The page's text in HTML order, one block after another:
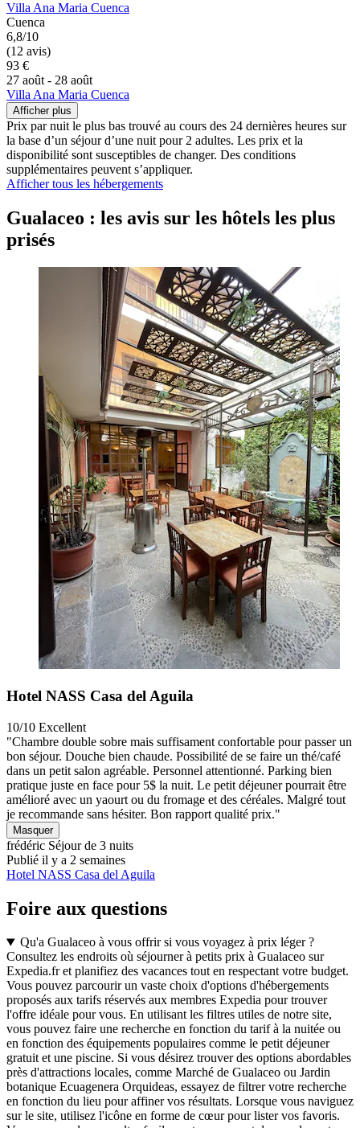
Villa Ana Maria Cuenca
Cuenca
6,8/10
(12 avis)
93 €
27 août - 28 août
Villa Ana Maria Cuenca
Afficher plus
Prix par nuit le plus bas trouvé au cours des 24 dernières heures sur
la base d’un séjour d’une nuit pour 2 adultes. Les prix et la
disponibilité sont susceptibles de changer. Des conditions
supplémentaires peuvent s’appliquer.
Afficher tous les hébergements
Gualaceo : les avis sur les hôtels les plus
prisés
Hotel NASS Casa del Aguila
10/10 Excellent
"Chambre double sobre mais suffisament confortable pour passer un
bon séjour. Douche bien chaude. Possibilité de se faire un thé/café
dans un petit salon agréable. Personnel attentionné. Parking bien
pratique juste en face pour 5$ la nuit. Le petit déjeuner pourrait être
amélioré avec un yaourt ou du fromage et des céréales. Malgré tout
je recommande sans hésiter. Bon rapport qualité prix."
Masquer
frédéric Séjour de 3 nuits
Publié il y a 2 semaines
Hotel NASS Casa del Aguila
Foire aux questions
Qu'a Gualaceo à vous offrir si vous voyagez à prix léger ?
Consultez les endroits où séjourner à petits prix à Gualaceo sur
Expedia.fr et planifiez des vacances tout en respectant votre budget.
Vous pouvez parcourir un vaste choix d'options d'hébergements
proposés aux tarifs réservés aux membres Expedia pour trouver
l'offre idéale pour vous. En utilisant les filtres utiles de notre site,
vous pouvez faire une recherche en fonction du tarif à la nuitée ou
en fonction des équipements populaires comme le petit déjeuner
gratuit et une piscine. Si vous désirez trouver des options abordables
près d'attractions locales, comme Marché de Gualaceo ou Jardin
botanique Ecuagenera Orquideas, essayez de filtrer votre recherche
en fonction du lieu pour affiner vos résultats. Lorsque vous naviguez
sur le site, utilisez l'icône en forme de cœur pour lister vos favoris.